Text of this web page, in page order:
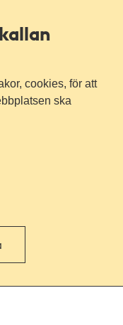
cookies, för att
ska